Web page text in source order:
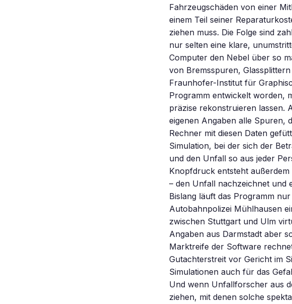
Fahrzeugschäden von einer
einem Teil seiner
ziehen muss. Die Folge sind
nur selten eine klare,
Computer den Nebel über so
von Bremsspuren,
Fraunhofer-Institut für
Programm entwickelt worden,
präzise rekonstruieren lassen.
eigenen Angaben alle Spuren,
Rechner mit diesen Daten
Simulation, bei der sich der
und den Unfall so aus jeder
Knopfdruck entsteht
– den Unfall nachzeichnet und
Bislang läuft das Programm
Autobahnpolizei Mühlhausen
zwischen Stuttgart und Ulm
Angaben aus Darmstadt aber
Marktreife der Software
Gutachterstreit vor Gericht im
Simulationen auch für das
Und wenn Unfallforscher aus
ziehen, mit denen solche